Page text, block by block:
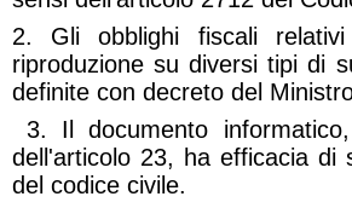
2. Gli obblighi fiscali
riproduzione su diversi tipi di
definite con decreto del
3. Il documento
dell'articolo 23, ha efficacia di
del codice civile.